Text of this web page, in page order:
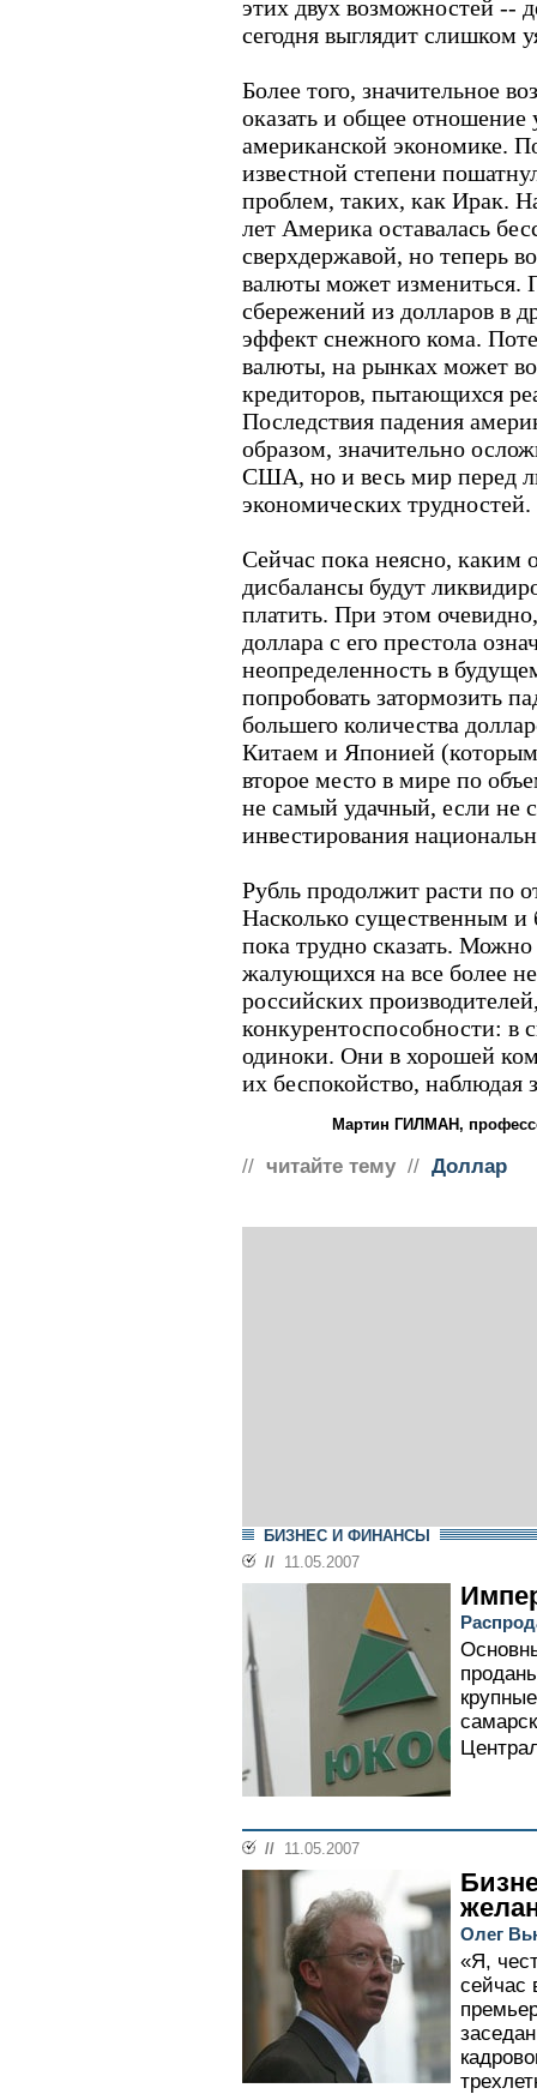
этих двух возможностей --
сегодня выглядит слишком
Более того, значительное
оказать и общее отношение
американской экономике.
известной степени
проблем, таких, как Ирак.
лет Америка оставалась
сверхдержавой, но теперь
валюты может измениться.
сбережений из долларов в
эффект снежного кома.
валюты, на рынках может
кредиторов, пытающихся
Последствия падения
образом, значительно
США, но и весь мир перед
экономических трудностей.
Сейчас пока неясно, каким
дисбалансы будут
платить. При этом
доллара с его престола
неопределенность в
попробовать затормозить
большего количества
Китаем и Японией (которым
второе место в мире по
не самый удачный, если не
инвестирования
Рубль продолжит расти по
Насколько существенным и
пока трудно сказать.
жалующихся на все более
российских
конкурентоспособности: в
одиноки. Они в хорошей
их беспокойство, наблюдая
Мартин ГИЛМАН,
// читайте тему // Доллар
БИЗНЕС И ФИНАНСЫ
// 11.05.2007
// 11.05.2007
Олег
«Я,
сейчас